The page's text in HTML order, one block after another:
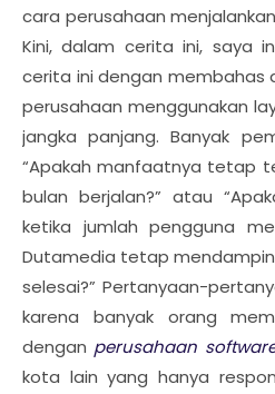
cara perusahaan
Kini, dalam cerita ini, saya
cerita ini dengan membahas
perusahaan menggunakan
jangka panjang. Banyak
“Apakah manfaatnya tetap
bulan berjalan?” atau
ketika jumlah pengguna
Dutamedia tetap
selesai?” Pertanyaan-
karena banyak orang
dengan perusahaan
kota lain yang hanya